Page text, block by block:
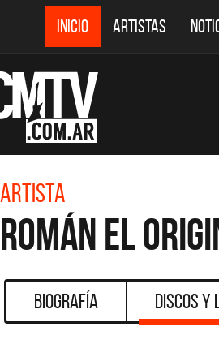
INICIO ARTISTAS
Artista
Román El
Biografía Discos y